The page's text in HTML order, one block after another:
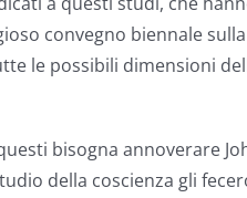
convegno biennale
le possibili dimensioni
bisogna annoverare
della coscienza gli